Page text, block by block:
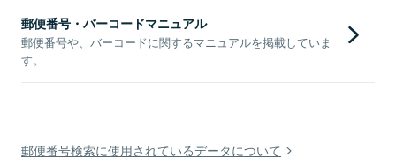
郵便番号・バーコードマニュアル
郵便番号や、バーコードに関するマニュアルを掲載していま
す。
郵便番号検索に使用されているデータについて